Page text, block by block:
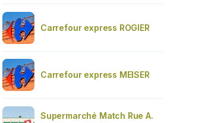
Carrefour express ROGIER
Carrefour express MEISER
Supermarché Match Rue A.